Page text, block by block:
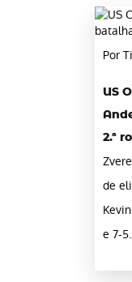
Por
US
2.ª
de
e 7-5.